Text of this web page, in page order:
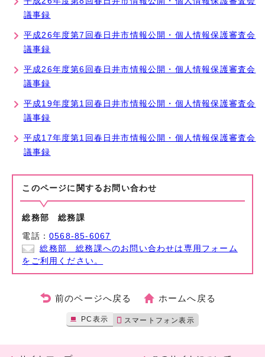
議事録
平成26年度第7回春日井市情報公開・個人情報保護審査会
議事録
平成26年度第6回春日井市情報公開・個人情報保護審査会
議事録
平成19年度第1回春日井市情報公開・個人情報保護審査会
議事録
平成17年度第1回春日井市情報公開・個人情報保護審査会
議事録
このページに関する お問い合わせ
総務部 総務課
電話：0568-85-6067
総務部 総務課へのお問い合わせは専用フォーム
をご利用ください。
前のページへ戻る ホームへ戻る
PC表示 スマートフォン表示